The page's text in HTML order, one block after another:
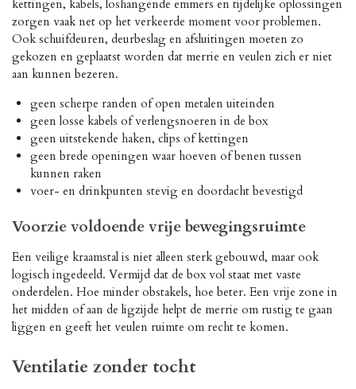
kettingen, kabels, loshangende emmers en tijdelijke oplossingen
zorgen vaak net op het verkeerde moment voor problemen.
Ook schuifdeuren, deurbeslag en afsluitingen moeten zo
gekozen en geplaatst worden dat merrie en veulen zich er niet
aan kunnen bezeren.
geen scherpe randen of open metalen uiteinden
geen losse kabels of verlengsnoeren in de box
geen uitstekende haken, clips of kettingen
geen brede openingen waar hoeven of benen tussen
kunnen raken
voer- en drinkpunten stevig en doordacht bevestigd
Voorzie voldoende vrije bewegingsruimte
Een veilige kraamstal is niet alleen sterk gebouwd, maar ook
logisch ingedeeld. Vermijd dat de box vol staat met vaste
onderdelen. Hoe minder obstakels, hoe beter. Een vrije zone in
het midden of aan de ligzijde helpt de merrie om rustig te gaan
liggen en geeft het veulen ruimte om recht te komen.
Ventilatie zonder tocht